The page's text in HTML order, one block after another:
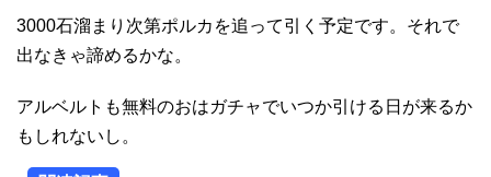
3000石溜まり次第ポルカを追って引く予定です。それで
出なきゃ諦めるかな。
アルベルトも無料のおはガチャでいつか引ける日が来るか
もしれないし。